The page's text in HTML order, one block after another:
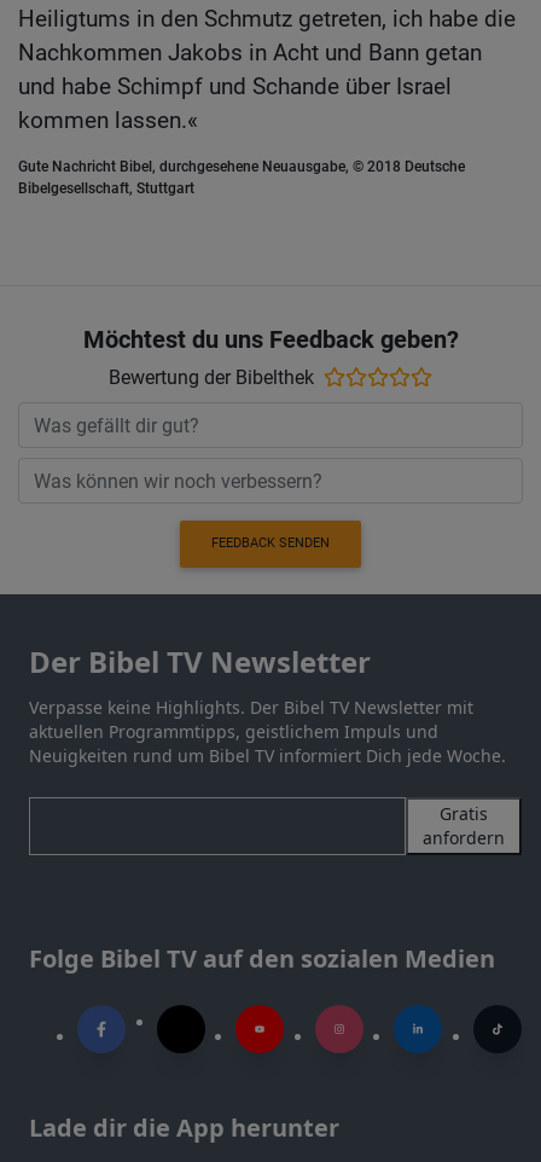
Heiligtums in den Schmutz getreten, ich habe die
Nachkommen Jakobs in Acht und Bann getan
und habe Schimpf und Schande über Israel
kommen lassen.«
Gute Nachricht Bibel, durchgesehene Neuausgabe, © 2018 Deutsche
Bibelgesellschaft, Stuttgart
Möchtest du uns Feedback geben?
Bewertung der Bibelthek
FEEDBACK SENDEN
Der Bibel TV Newsletter
Verpasse keine Highlights. Der Bibel TV Newsletter mit
aktuellen Programmtipps, geistlichem Impuls und
Neuigkeiten rund um Bibel TV informiert Dich jede Woche.
Gratis
anfordern
Folge Bibel TV auf den sozialen Medien
Lade dir die App herunter